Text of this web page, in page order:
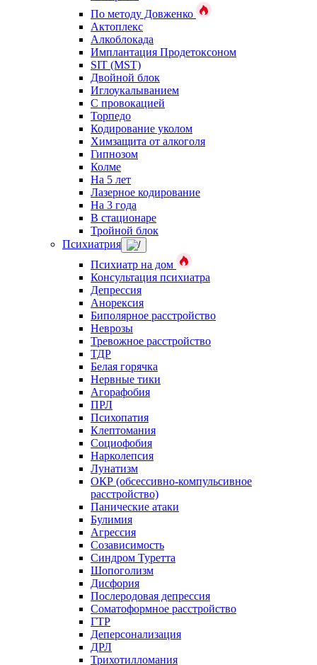
По методу Довженко
Актоплекс
Алкоблокада
Имплантация Продетоксоном
SIT (MST)
Двойной блок
Иглоукалыванием
С провокацией
Торпедо
Кодирование уколом
Химзащита от алкоголя
Гипнозом
Колме
На 5 лет
Лазерное кодирование
На 3 года
В стационаре
Тройной блок
Психиатрия
Психиатр на дом
Консультация психиатра
Депрессия
Анорексия
Биполярное расстройство
Неврозы
Тревожное расстройство
ТДР
Белая горячка
Нервные тики
Агорафобия
ПРЛ
Психопатия
Клептомания
Социофобия
Нарколепсия
Лунатизм
ОКР (обсессивно-компульсивное
расстройство)
Панические атаки
Булимия
Агрессия
Созависимость
Синдром Туретта
Шопоголизм
Дисфория
Послеродовая депрессия
Соматоформное расстройство
ГТР
Деперсонализация
ДРЛ
Трихотилломания